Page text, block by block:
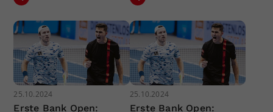
25.10.2024
Erste Bank Open:
25.10.2024
Erste Bank Open: